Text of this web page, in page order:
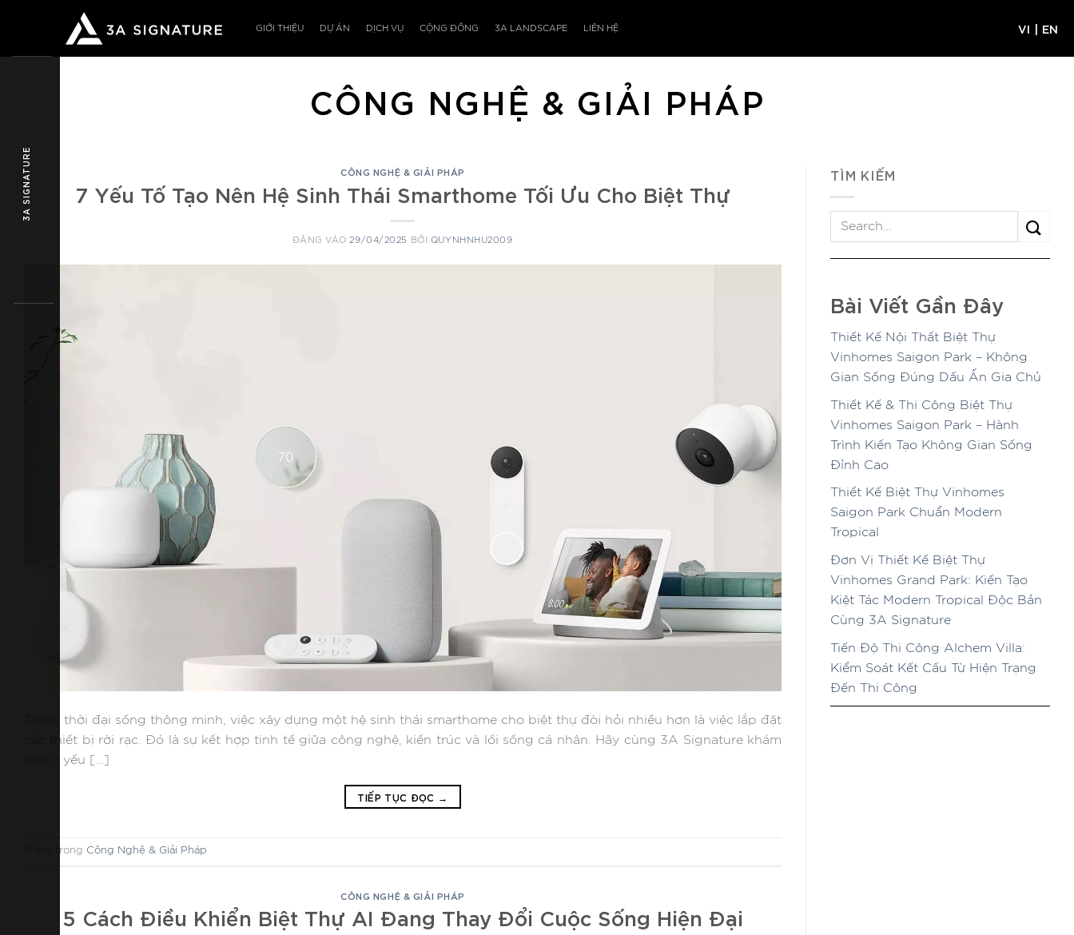
3A SIGNATURE
GIỚI THIỆU DỰ ÁN DỊCH VỤ CỘNG ĐỒNG 3A LANDSCAPE LIÊN HỆ VI | EN
CÔNG NGHỆ & GIẢI PHÁP
CÔNG NGHỆ & GIẢI PHÁP
7 Yếu Tố Tạo Nên Hệ Sinh Thái Smarthome Tối Ưu Cho Biệt Thự
ĐĂNG VÀO 29/04/2025 BỞI QUYNHNHU2009
Trong thời đại sống thông minh, việc xây dựng một hệ sinh thái smarthome cho biệt thự đòi hỏi nhiều hơn là việc lắp đặt
các thiết bị rời rạc. Đó là sự kết hợp tinh tế giữa công nghệ, kiến trúc và lối sống cá nhân. Hãy cùng 3A Signature khám
phá 7 yếu […]
TIẾP TỤC ĐỌC →
Đăng trong Công Nghệ & Giải Pháp
CÔNG NGHỆ & GIẢI PHÁP
5 Cách Điều Khiển Biệt Thự AI Đang Thay Đổi Cuộc Sống Hiện Đại
TÌM KIẾM
Bài Viết Gần Đây
Thiết Kế Nội Thất Biệt Thự
Vinhomes Saigon Park – Không
Gian Sống Đúng Dấu Ấn Gia Chủ
Thiết Kế & Thi Công Biệt Thự
Vinhomes Saigon Park – Hành
Trình Kiến Tạo Không Gian Sống
Đỉnh Cao
Thiết Kế Biệt Thự Vinhomes
Saigon Park Chuẩn Modern
Tropical
Đơn Vị Thiết Kế Biệt Thự
Vinhomes Grand Park: Kiến Tạo
Kiệt Tác Modern Tropical Độc Bản
Cùng 3A Signature
Tiến Độ Thi Công Alchem Villa:
Kiểm Soát Kết Cấu Từ Hiện Trạng
Đến Thi Công